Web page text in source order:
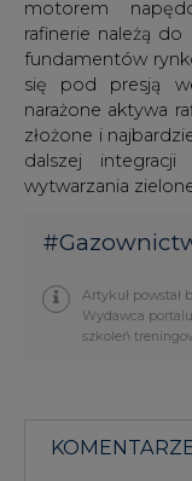
narażone aktywa
złożone i
dalszej
wytwarzania
#
Artykuł
szkoleń
KOMENTARZE